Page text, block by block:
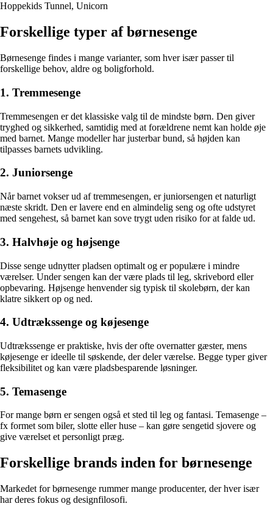
Hoppekids Tunnel, Unicorn
Forskellige typer af børnesenge
Børnesenge findes i mange varianter, som hver især passer til
forskellige behov, aldre og boligforhold.
1. Tremmesenge
Tremmesengen er det klassiske valg til de mindste børn. Den giver
tryghed og sikkerhed, samtidig med at forældrene nemt kan holde øje
med barnet. Mange modeller har justerbar bund, så højden kan
tilpasses barnets udvikling.
2. Juniorsenge
Når barnet vokser ud af tremmesengen, er juniorsengen et naturligt
næste skridt. Den er lavere end en almindelig seng og ofte udstyret
med sengehest, så barnet kan sove trygt uden risiko for at falde ud.
3. Halvhøje og højsenge
Disse senge udnytter pladsen optimalt og er populære i mindre
værelser. Under sengen kan der være plads til leg, skrivebord eller
opbevaring. Højsenge henvender sig typisk til skolebørn, der kan
klatre sikkert op og ned.
4. Udtrækssenge og køjesenge
Udtrækssenge er praktiske, hvis der ofte overnatter gæster, mens
køjesenge er ideelle til søskende, der deler værelse. Begge typer giver
fleksibilitet og kan være pladsbesparende løsninger.
5. Temasenge
For mange børn er sengen også et sted til leg og fantasi. Temasenge –
fx formet som biler, slotte eller huse – kan gøre sengetid sjovere og
give værelset et personligt præg.
Forskellige brands inden for børnesenge
Markedet for børnesenge rummer mange producenter, der hver især
har deres fokus og designfilosofi.